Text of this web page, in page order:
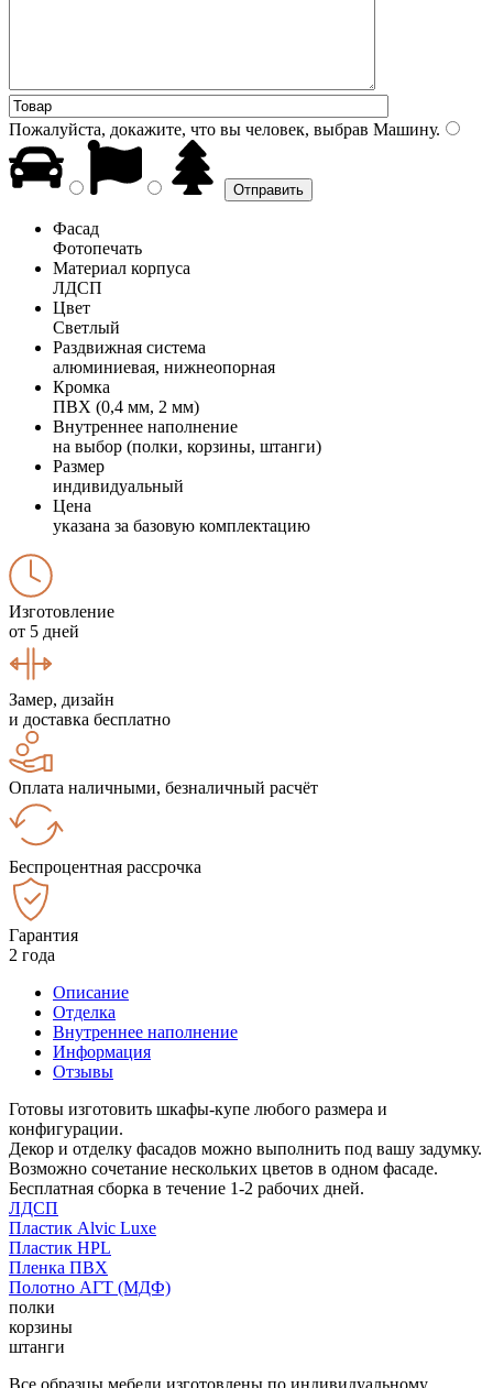
Пожалуйста, докажите, что вы человек, выбрав Машину.
Фасад
Фотопечать
Материал корпуса
ЛДСП
Цвет
Светлый
Раздвижная система
алюминиевая, нижнеопорная
Кромка
ПВХ (0,4 мм, 2 мм)
Внутреннее наполнение
на выбор (полки, корзины, штанги)
Размер
индивидуальный
Цена
указана за базовую комплектацию
Изготовление
от 5 дней
Замер, дизайн
и доставка бесплатно
Оплата наличными, безналичный расчёт
Беспроцентная рассрочка
Гарантия
2 года
Описание
Отделка
Внутреннее наполнение
Информация
Отзывы
Готовы изготовить шкафы-купе любого размера и
конфигурации.
Декор и отделку фасадов можно выполнить под вашу задумку.
Возможно сочетание нескольких цветов в одном фасаде.
Бесплатная сборка в течение 1-2 рабочих дней.
ЛДСП
Пластик Alvic Luxe
Пластик HPL
Пленка ПВХ
Полотно АГТ (МДФ)
полки
корзины
штанги
Все образцы мебели изготовлены по индивидуальному